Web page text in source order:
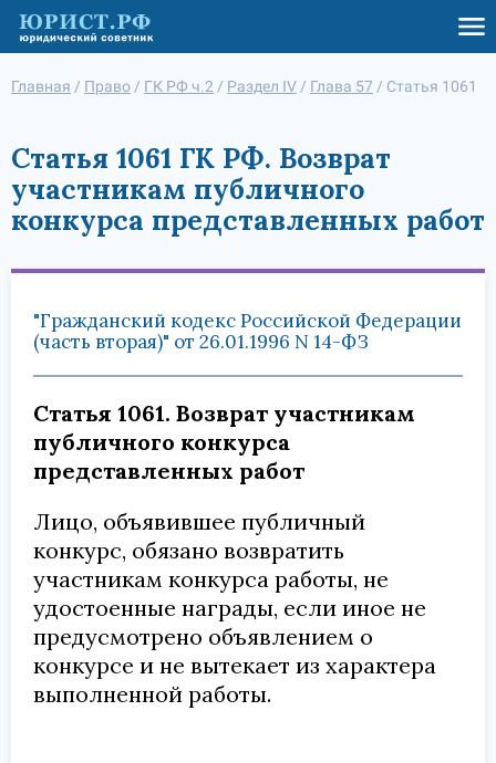
Главная / Право / ГК РФ ч.2 / Раздел IV / Глава 57 / Статья 1061
Статья 1061 ГК РФ. Возврат
участникам публичного
конкурса представленных работ
"Гражданский кодекс Российской Федерации
(часть вторая)" от 26.01.1996 N 14-ФЗ
Статья 1061. Возврат участникам
публичного конкурса
представленных работ
Лицо, объявившее публичный
конкурс, обязано возвратить
участникам конкурса работы, не
удостоенные награды, если иное не
предусмотрено объявлением о
конкурсе и не вытекает из характера
выполненной работы.